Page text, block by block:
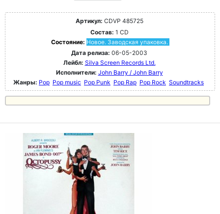
Артикул: CDVP 485725
Состав: 1 CD
Состояние: Новое. Заводская упаковка.
Дата релиза: 06-05-2003
Лейбл: Silva Screen Records Ltd.
Исполнители: John Barry / John Barry
Жанры: Pop Pop music Pop Punk Pop Rap Pop Rock Soundtracks